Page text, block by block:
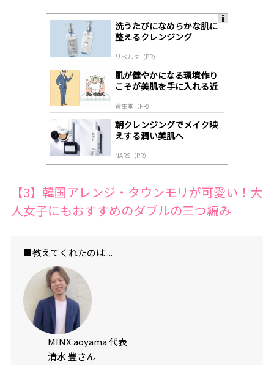
洗うたびになめらかな肌に
整えるクレンジング
リベルタ（PR）
肌が健やかになる環境作り
こそが美肌を手に入れる近
資生堂（PR）
朝クレンジングでメイク映
えする潤い美肌へ
NARS（PR）
【3】韓国アレンジ・タウンモリが可愛い！大
人女子にもおすすめのダブルの三つ編み
■教えてくれたのは....
MINX aoyama 代表
清水 豊さん